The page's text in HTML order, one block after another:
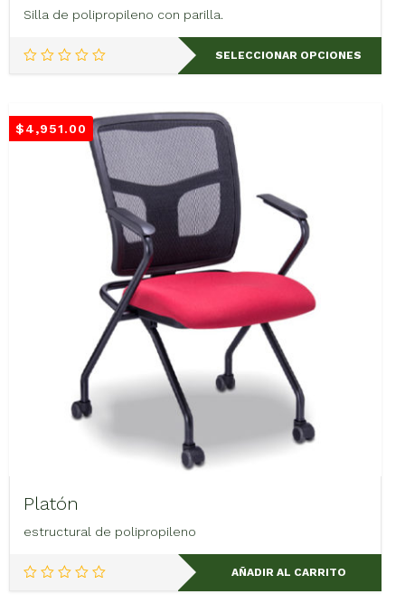
Silla de polipropileno con parilla.
SELECCIONAR OPCIONES
Este
producto
variantes.
Las
opciones
se
pueden
elegir
en
página
de
$4,951.00
Platón
estructural de polipropileno
AÑADIR AL CARRITO